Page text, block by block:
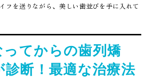
フを送りながら、美しい歯並びを手に入れて
ってからの歯列矯
断！最適な治療法